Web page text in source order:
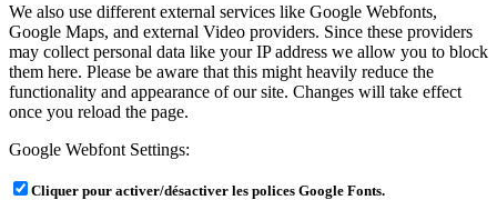
We also use different external services like Google Webfonts,
Google Maps, and external Video providers. Since these providers
may collect personal data like your IP address we allow you to block
them here. Please be aware that this might heavily reduce the
functionality and appearance of our site. Changes will take effect
once you reload the page.
Google Webfont Settings:
Cliquer pour activer/désactiver les polices Google Fonts.